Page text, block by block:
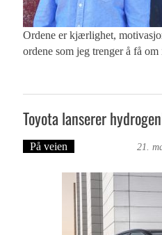
Ordene er kjærlighet,
ordene som jeg trenger å få
Toyota lanserer
På veien 21.